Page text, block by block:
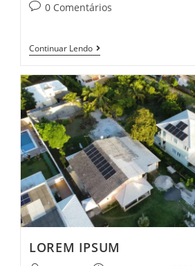
0 Comentários
Continuar Lendo
LOREM IPSUM